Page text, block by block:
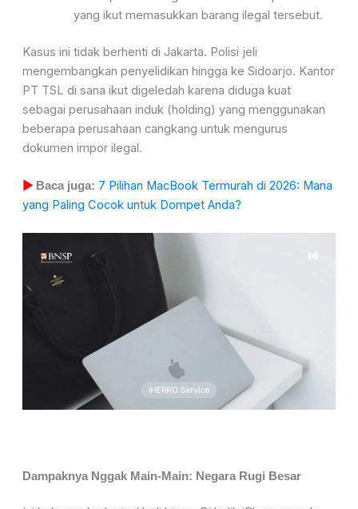
yang ikut memasukkan barang ilegal tersebut.
Kasus ini tidak berhenti di Jakarta. Polisi jeli
mengembangkan penyelidikan hingga ke Sidoarjo. Kantor
PT TSL di sana ikut digeledah karena diduga kuat
sebagai perusahaan induk (holding) yang menggunakan
beberapa perusahaan cangkang untuk mengurus
dokumen impor ilegal.
▶Baca juga: 7 Pilihan MacBook Termurah di 2026: Mana
yang Paling Cocok untuk Dompet Anda?
Dampaknya Nggak Main-Main: Negara Rugi Besar